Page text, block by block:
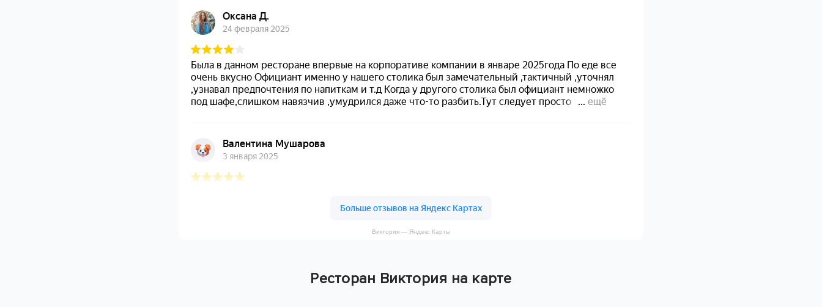
Виктория — Яндекс Карты
Ресторан Виктория на карте